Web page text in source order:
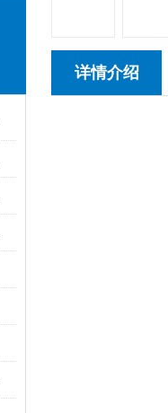
详情介绍